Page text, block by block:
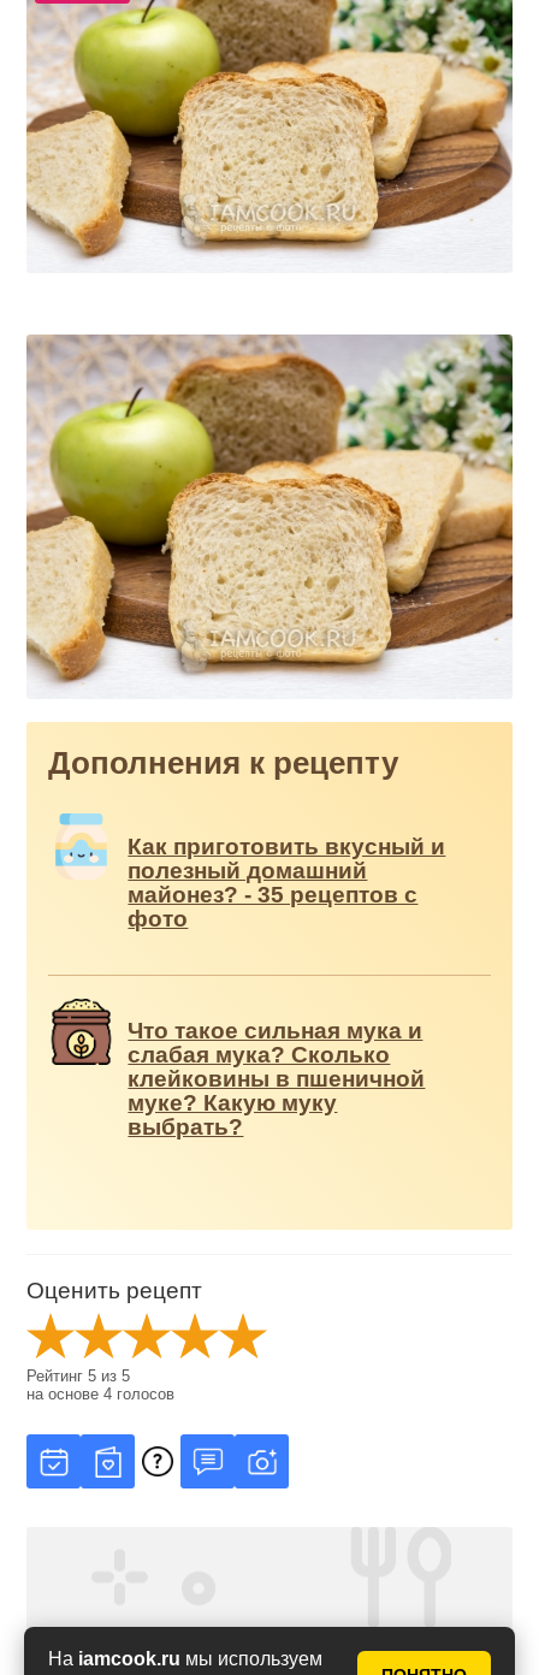
На iamcook.ru мы используем
Дополнения к рецепту
Как приготовить вкусный и
полезный домашний
майонез? - 35 рецептов с
фото
Что такое сильная мука и
слабая мука? Сколько
клейковины в пшеничной
муке? Какую муку
выбрать?
Оценить рецепт
Рейтинг5 из5
на основе4 голосов